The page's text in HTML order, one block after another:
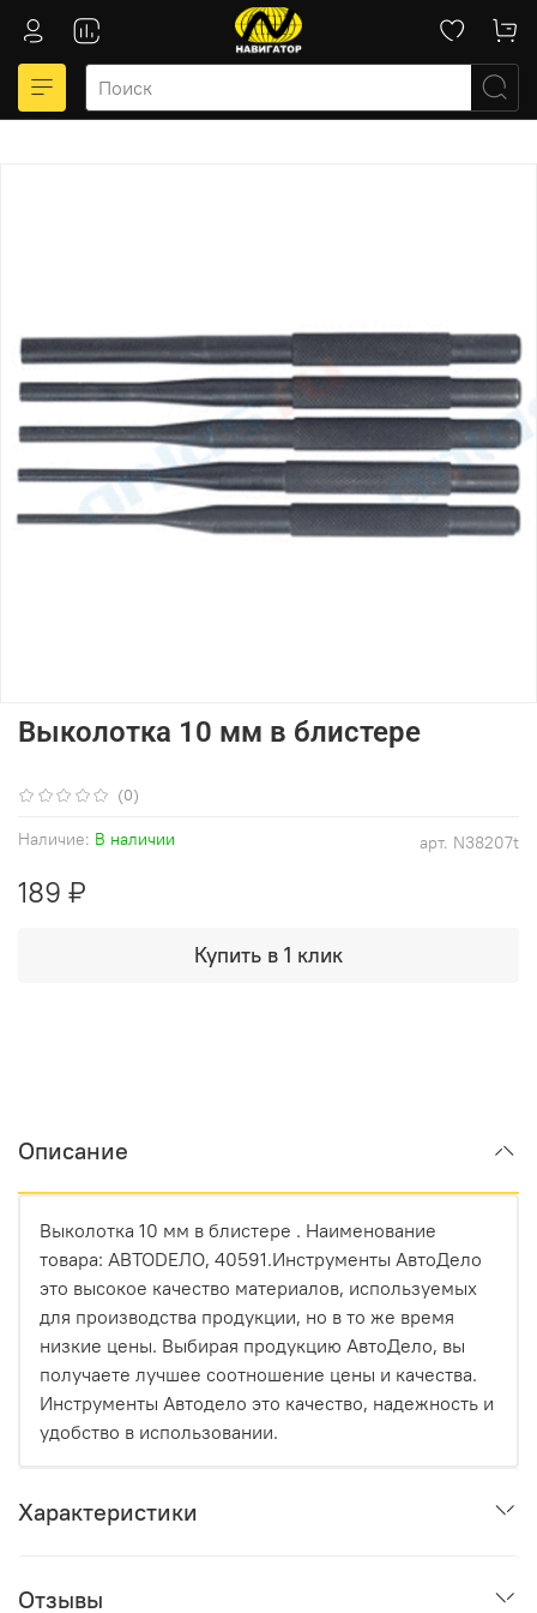
(0)
арт. N38207t
Наличие: В наличии
Выколотка 10 мм в блистере
189 ₽
Купить в 1 клик
Описание
Выколотка 10 мм в блистере . Наименование
товара: АВТОDЕЛО, 40591.Инструменты АвтоДело
это высокое качество материалов, используемых
для производства продукции, но в то же время
низкие цены. Выбирая продукцию АвтоДело, вы
получаете лучшее соотношение цены и качества.
Инструменты Автодело это качество, надежность и
удобство в использовании.
Характеристики
Отзывы